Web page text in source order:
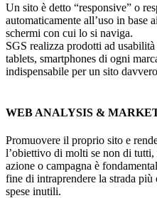
Un sito è detto “responsive” o
automaticamente all’uso in
schermi con cui lo si naviga.
SGS realizza prodotti ad
tablets, smartphones di ogni
indispensabile per un sito
WEB ANALYSIS &
Promuovere il proprio sito e
l’obiettivo di molti se non di
azione o campagna è
fine di intraprendere la strada più
spese inutili.